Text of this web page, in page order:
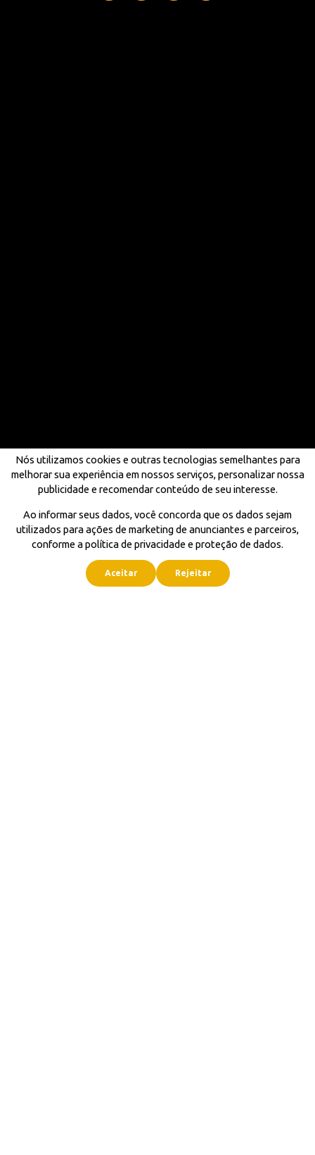
Nós utilizamos cookies e outras tecnologias semelhantes para
melhorar sua experiência em nossos serviços, personalizar nossa
publicidade e recomendar conteúdo de seu interesse.
Ao informar seus dados, você concorda que os dados sejam
utilizados para ações de marketing de anunciantes e parceiros,
conforme a política de privacidade e proteção de dados.
Aceitar Rejeitar